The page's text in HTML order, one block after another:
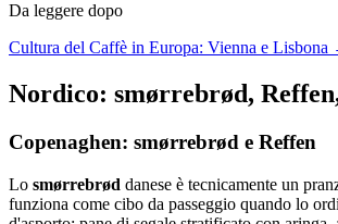
Da leggere dopo
Cultura del Caffè in Europa: Vienna e Lisbona
Nordico: smørrebrød,
Copenaghen: smørrebrød e Reffen
Lo smørrebrød danese è tecnicamente un
funziona come cibo da passeggio quando lo